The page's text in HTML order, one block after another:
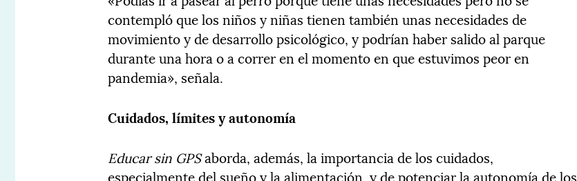
contempló que los niños y niñas tienen también unas necesidades de
movimiento y de desarrollo psicológico, y podrían haber salido al parque
durante una hora o a correr en el momento en que estuvimos peor en
pandemia», señala.
Cuidados, límites y autonomía
Educar sin GPSaborda, además, la importancia de los cuidados,
especialmente del sueño y la alimentación, y de potenciar la autonomía de los